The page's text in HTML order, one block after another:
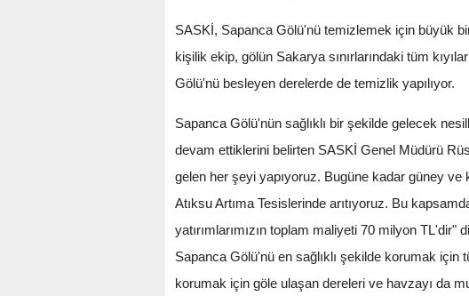
SASKİ, Sapanca Gölü'nü temizlemek için büyük
kişilik ekip, gölün Sakarya sınırlarındaki tüm
Gölü'nü besleyen derelerde de temizlik yapılıyor.
Sapanca Gölü'nün sağlıklı bir şekilde gelecek
devam ettiklerini belirten SASKİ Genel Müdürü
gelen her şeyi yapıyoruz. Bugüne kadar güney
Atıksu Artıma Tesislerinde arıtıyoruz. Bu
yatırımlarımızın toplam maliyeti 70 milyon TL'dir"
Sapanca Gölü'nü en sağlıklı şekilde korumak için
korumak için göle ulaşan dereleri ve havzayı da